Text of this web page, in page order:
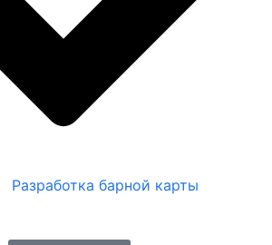
Разработка барной карты